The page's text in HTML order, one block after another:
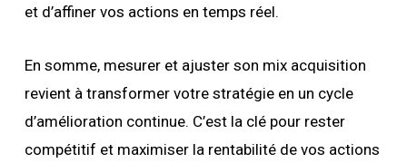
et d’affiner vos actions en temps réel.
En somme, mesurer et ajuster son mix acquisition
revient à transformer votre stratégie en un cycle
d’amélioration continue. C’est la clé pour rester
compétitif et maximiser la rentabilité de vos actions